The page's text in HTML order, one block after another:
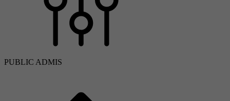
PUBLIC ADMIS